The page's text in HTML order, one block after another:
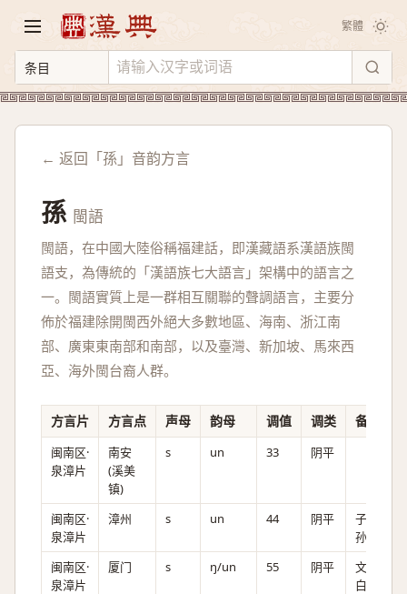
繁體
← 返回「孫」音韵方言
孫 閩語
閩語，在中國大陸俗稱福建話，即漢藏語系漢語族閩
語支，為傳統的「漢語族七大語言」架構中的語言之
一。閩語實質上是一群相互關聯的聲調語言，主要分
佈於福建除開閩西外絕大多數地區、海南、浙江南
部、廣東東南部和南部，以及臺灣、新加坡、馬來西
亞、海外閩台裔人群。
方言片 方言点 声母 韵母 调值 调类 备注
闽南区·
泉漳片
南安
(溪美
镇)
s un 33 阴平
闽南区·
泉漳片
漳州 s un 44 阴平
子
孙。
闽南区·
泉漳片
厦门 s ŋ/un 55 阴平
文,
白